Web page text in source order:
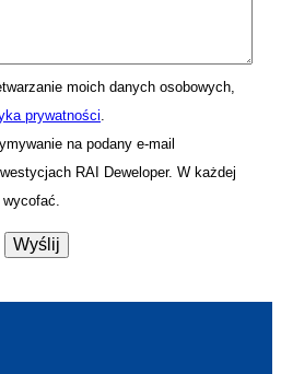
moich danych osobowych,
prywatności
na podany e-mail
RAI Deweloper. W każdej